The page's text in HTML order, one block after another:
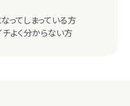
ってしまっている方
よく分からない方